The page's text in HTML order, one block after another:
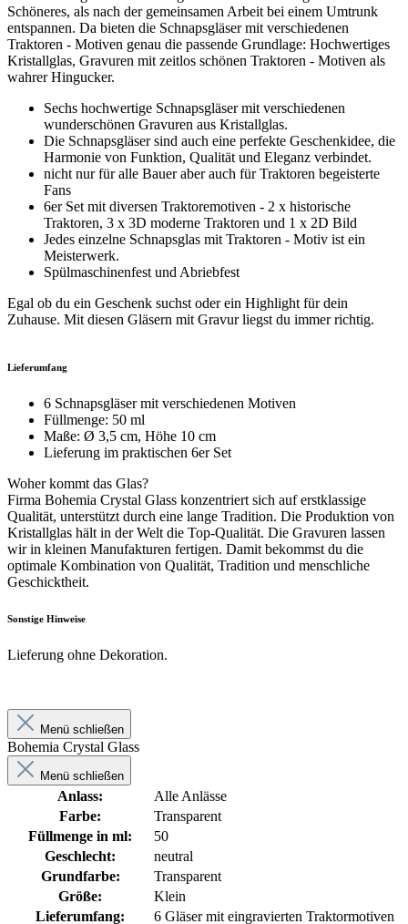
Schöneres, als nach der gemeinsamen Arbeit bei einem Umtrunk
entspannen. Da bieten die Schnapsgläser mit verschiedenen
Traktoren - Motiven genau die passende Grundlage: Hochwertiges
Kristallglas, Gravuren mit zeitlos schönen Traktoren - Motiven als
wahrer Hingucker.
Sechs hochwertige Schnapsgläser mit verschiedenen
wunderschönen Gravuren aus Kristallglas.
Die Schnapsgläser sind auch eine perfekte Geschenkidee, die
Harmonie von Funktion, Qualität und Eleganz verbindet.
nicht nur für alle Bauer aber auch für Traktoren begeisterte
Fans
6er Set mit diversen Traktoremotiven - 2 x historische
Traktoren, 3 x 3D moderne Traktoren und 1 x 2D Bild
Jedes einzelne Schnapsglas mit Traktoren - Motiv ist ein
Meisterwerk.
Spülmaschinenfest und Abriebfest
Egal ob du ein Geschenk suchst oder ein Highlight für dein
Zuhause. Mit diesen Gläsern mit Gravur liegst du immer richtig.
Lieferumfang
6 Schnapsgläser mit verschiedenen Motiven
Füllmenge: 50 ml
Maße: Ø 3,5 cm, Höhe 10 cm
Lieferung im praktischen 6er Set
Woher kommt das Glas?
Firma Bohemia Crystal Glass konzentriert sich auf erstklassige
Qualität, unterstützt durch eine lange Tradition. Die Produktion von
Kristallglas hält in der Welt die Top-Qualität. Die Gravuren lassen
wir in kleinen Manufakturen fertigen. Damit bekommst du die
optimale Kombination von Qualität, Tradition und menschliche
Geschicktheit.
Sonstige Hinweise
Lieferung ohne Dekoration.
Menü schließen
Bohemia Crystal Glass
Menü schließen
Anlass:
Alle Anlässe
Farbe:
Transparent
Füllmenge in ml:
50
Geschlecht:
neutral
Grundfarbe:
Transparent
Größe:
Klein
Lieferumfang:
6 Gläser mit eingravierten Traktormotiven